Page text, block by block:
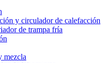
y circulador de calefacción
de trampa fría
mezcla